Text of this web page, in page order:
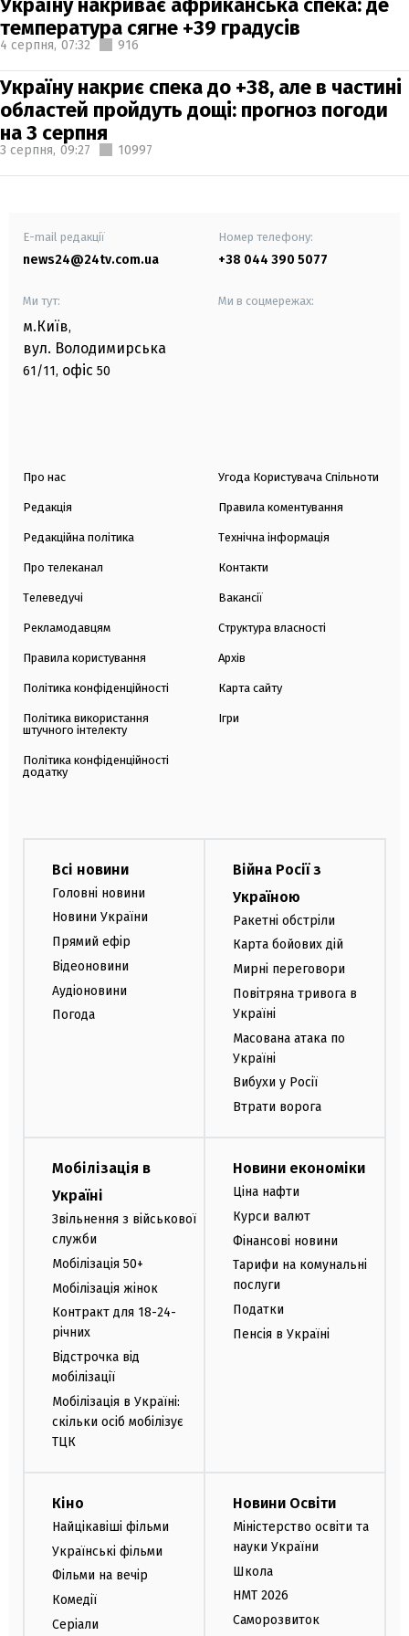
температура сягне +39 градусів
4 серпня, 07:32 916
Україну накриє спека до +38, але в частині
областей пройдуть дощі: прогноз погоди
на 3 серпня
3 серпня, 09:27 10997
E-mail редакції
news24@24tv.com.ua
Номер телефону:
+38 044 390 5077
Ми тут:
м.Київ,
вул. Володимирська
61/11, офіс 50
Ми в соцмережах:
Про нас
Редакція
Редакційна політика
Про телеканал
Телеведучі
Рекламодавцям
Правила користування
Політика конфіденційності
Політика використання
штучного інтелекту
Політика конфіденційності
додатку
Угода Користувача Спільноти
Правила коментування
Технічна інформація
Контакти
Вакансії
Структура власності
Архів
Карта сайту
Ігри
Всі новини
Головні новини
Новини України
Прямий ефір
Відеоновини
Аудіоновини
Погода
Війна Росії з
Україною
Ракетні обстріли
Карта бойових дій
Мирні переговори
Повітряна тривога в
Україні
Масована атака по
Україні
Вибухи у Росії
Втрати ворога
Мобілізація в
Україні
Звільнення з військової
служби
Мобілізація 50+
Мобілізація жінок
Контракт для 18-24-
річних
Відстрочка від
мобілізації
Мобілізація в Україні:
скільки осіб мобілізує
ТЦК
Новини економіки
Ціна нафти
Курси валют
Фінансові новини
Тарифи на комунальні
послуги
Податки
Пенсія в Україні
Кіно
Найцікавіші фільми
Українські фільми
Фільми на вечір
Комедії
Серіали
Новини Освіти
Міністерство освіти та
науки України
Школа
НМТ 2026
Саморозвиток